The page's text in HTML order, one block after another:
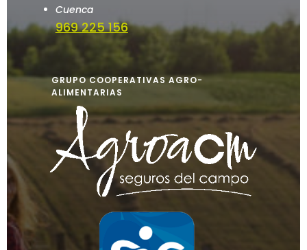
Cuenca
969 225 156
GRUPO COOPERATIVAS AGRO-
ALIMENTARIAS